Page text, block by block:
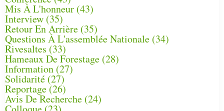
Mis À L'honneur (43)
Interview (35)
Retour En Arrière (35)
Questions À L'assemblée Nationale (34)
Rivesaltes (33)
Hameaux De Forestage (28)
Information (27)
Solidarité (27)
Reportage(26)
Avis De Recherche (24)